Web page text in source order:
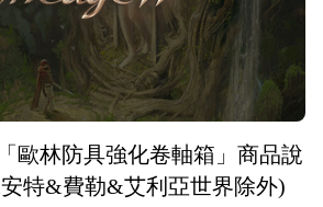
歐林防具強化卷軸箱」商品說
特&費勒&艾利亞世界除外)